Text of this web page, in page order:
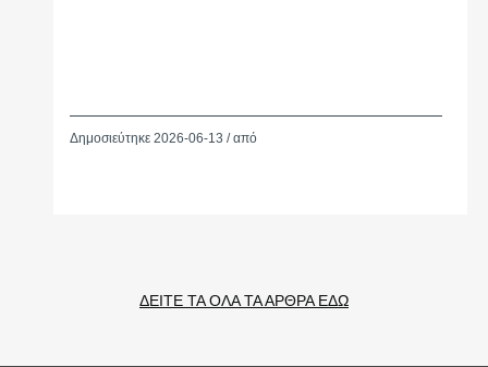
Δημοσιεύτηκε 2026-06-13 / από
ΔΕΙΤΕ ΤΑ ΟΛΑ ΤΑ ΑΡΘΡΑ ΕΔΩ